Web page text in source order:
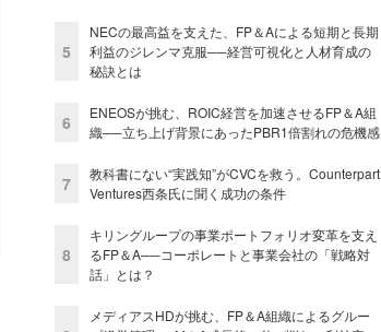
5
NECの最高益を支えた、FP＆Aによる短期と長期
利益のジレンマ克服──経営可視化と人材育成の
秘訣とは
6
ENEOSが挑む、ROIC経営を加速させるFP＆A組
織──立ち上げ背景にあったPBR1倍割れの危機感
7
教科書にない“実践知”がCVCを救う。Counterpart
Ventures西条氏に聞く成功の条件
8
キリングループの事業ポートフォリオ変革を支え
るFP＆A──コーポレートと事業会社の「戦略対
話」とは？
メディアスHDが挑む、FP＆A組織によるグルー